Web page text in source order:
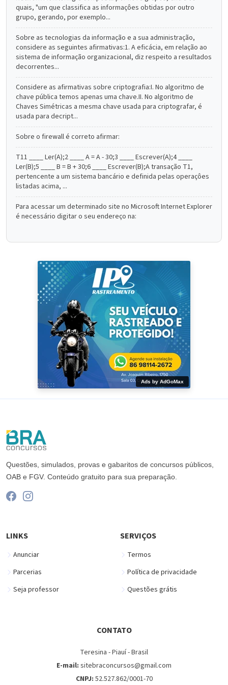
quais, "um que classifica as informaçôes obtidas por outro
grupo, gerando, por exemplo...
Sobre as tecnologias da informação e a sua administração,
considere as seguintes afirmativas:1. A eficácia, em relação ao
sistema de informação organizacional, diz respeito a resultados
decorrentes...
Considere as afirmativas sobre criptografia:I. No algoritmo de
chave pública temos apenas uma chave.II. No algoritmo de
Chaves Simétricas a mesma chave usada para criptografar, é
usada para decript...
Sobre o firewall é correto afirmar:
T11 ____ Ler(A);2 ____ A = A - 30;3 ____ Escrever(A);4 ____
Ler(B);5 ____ B = B + 30;6 ____ Escrever(B);A transação T1,
pertencente a um sistema bancário e definida pelas operaçôes
listadas acima, ...
Para acessar um determinado site no Microsoft Internet Explorer
é necessário digitar o seu endereço na:
Ads by AdGoMax
Questões, simulados, provas e gabaritos de concursos públicos,
OAB e FGV. Conteúdo gratuito para sua preparação.
LINKS
Anunciar
Parcerias
Seja professor
SERVIÇOS
Termos
Política de privacidade
Questões grátis
CONTATO
Teresina - Piauí - Brasil
E-mail: sitebraconcursos@gmail.com
CNPJ: 52.527.862/0001-70